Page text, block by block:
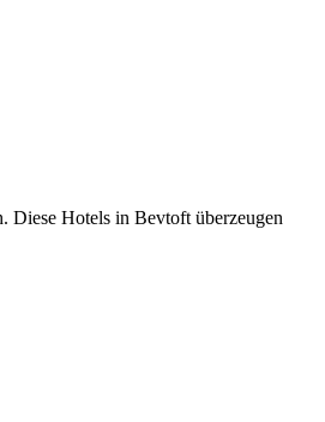
Diese Hotels in Bevtoft überzeugen